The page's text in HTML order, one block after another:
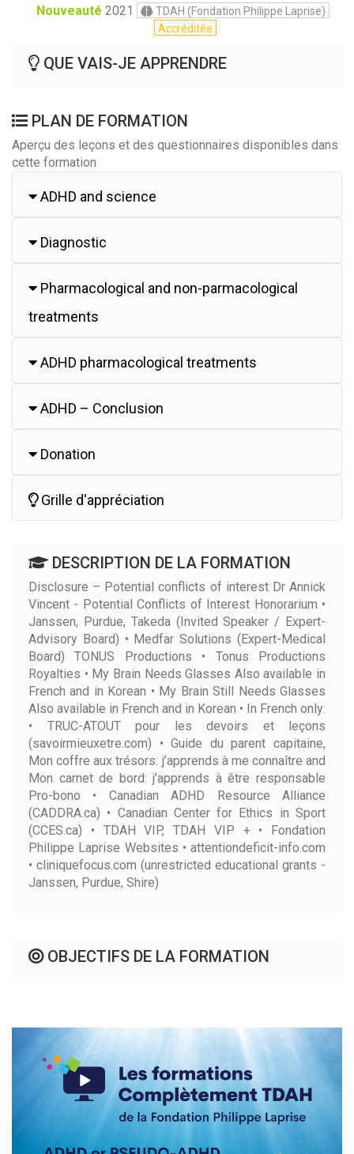
Nouveauté 2021
TDAH (Fondation Philippe Laprise)
Accréditée
QUE VAIS-JE APPRENDRE
PLAN DE FORMATION
Aperçu des leçons et des questionnaires disponibles dans
cette formation
ADHD and science
Diagnostic
Pharmacological and non-parmacological
treatments
ADHD pharmacological treatments
ADHD – Conclusion
Donation
Grille d'appréciation
DESCRIPTION DE LA FORMATION
Disclosure – Potential conflicts of interest Dr Annick
Vincent - Potential Conflicts of Interest Honorarium •
Janssen, Purdue, Takeda (Invited Speaker / Expert-
Advisory Board) • Medfar Solutions (Expert-Medical
Board) TONUS Productions • Tonus Productions
Royalties • My Brain Needs Glasses Also available in
French and in Korean • My Brain Still Needs Glasses
Also available in French and in Korean • In French only:
• TRUC-ATOUT pour les devoirs et leçons
(savoirmieuxetre.com) • Guide du parent capitaine,
Mon coffre aux trésors: j’apprends à me connaître and
Mon carnet de bord: j’apprends à être responsable
Pro-bono • Canadian ADHD Resource Alliance
(CADDRA.ca) • Canadian Center for Ethics in Sport
(CCES.ca) • TDAH VIP, TDAH VIP + • Fondation
Philippe Laprise Websites • attentiondeficit-info.com
• cliniquefocus.com (unrestricted educational grants -
Janssen, Purdue, Shire)
OBJECTIFS DE LA FORMATION